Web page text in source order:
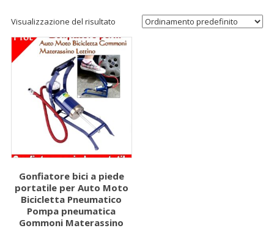
Visualizzazione del risultato
Gonfiatore bici a piede
portatile per Auto Moto
Bicicletta Pneumatico
Pompa pneumatica
Gommoni Materassino